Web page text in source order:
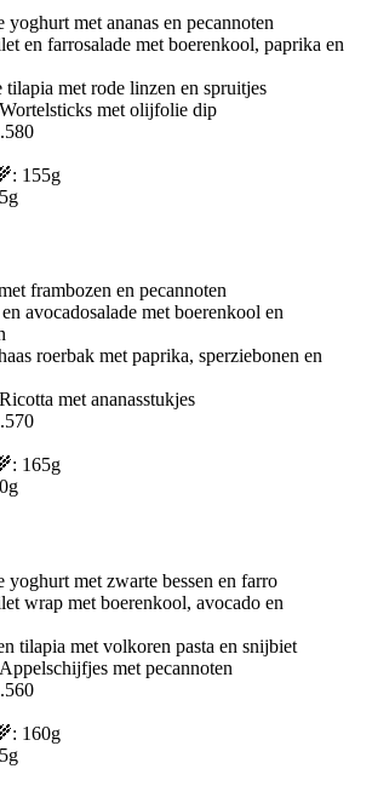
yoghurt met ananas en pecannoten
en farrosalade met boerenkool, paprika en
tilapia met rode linzen en spruitjes
Wortelsticks met olijfolie dip
155g
frambozen en pecannoten
avocadosalade met boerenkool en
roerbak met paprika, sperziebonen en
Ricotta met ananasstukjes
165g
yoghurt met zwarte bessen en farro
wrap met boerenkool, avocado en
tilapia met volkoren pasta en snijbiet
Appelschijfjes met pecannoten
160g